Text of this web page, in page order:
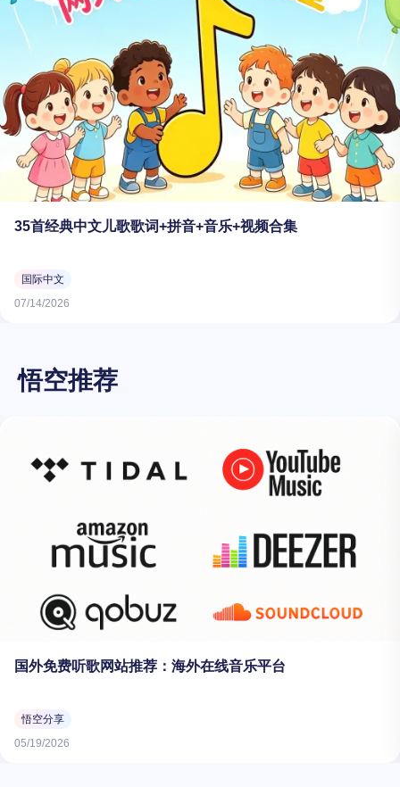
35首经典中文儿歌歌词+拼音+音乐+视频合集
国际中文
07/14/2026
悟空推荐
国外免费听歌网站推荐：海外在线音乐平台
悟空分享
05/19/2026